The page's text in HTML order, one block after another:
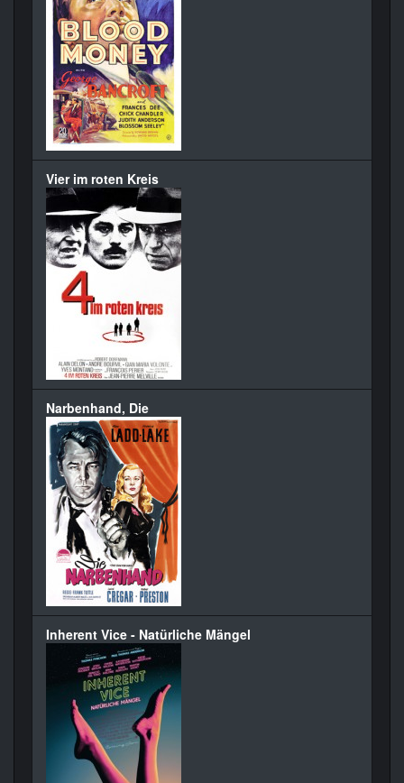
Vier im roten Kreis
Narbenhand, Die
Inherent Vice - Natürliche Mängel